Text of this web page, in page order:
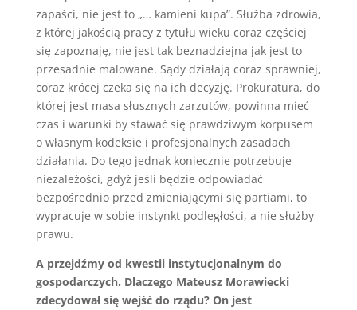
zapaści, nie jest to „… kamieni kupa”. Służba zdrowia,
z której jakością pracy z tytułu wieku coraz częściej
się zapoznaję, nie jest tak beznadziejna jak jest to
przesadnie malowane. Sądy działają coraz sprawniej,
coraz krócej czeka się na ich decyzję. Prokuratura, do
której jest masa słusznych zarzutów, powinna mieć
czas i warunki by stawać się prawdziwym korpusem
o własnym kodeksie i profesjonalnych zasadach
działania. Do tego jednak koniecznie potrzebuje
niezależości, gdyż jeśli będzie odpowiadać
bezpośrednio przed zmieniającymi się partiami, to
wypracuje w sobie instynkt podległości, a nie służby
prawu.
A przejdźmy od kwestii instytucjonalnym do
gospodarczych. Dlaczego Mateusz Morawiecki
zdecydował się wejść do rządu? On jest